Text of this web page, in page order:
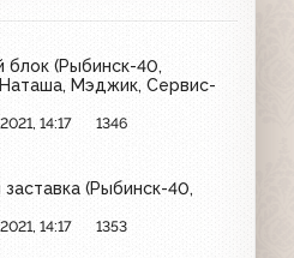
блок (Рыбинск-40,
Наташа, Мэджик, Сервис-
14:17 1346
заставка (Рыбинск-40,
14:17 1353